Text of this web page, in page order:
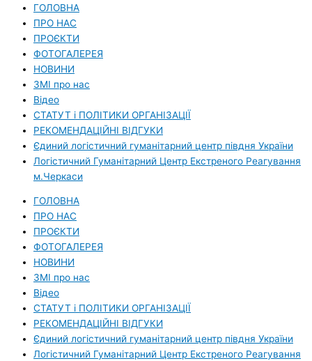
ГОЛОВНА
ПРО НАС
ПРОЄКТИ
ФОТОГАЛЕРЕЯ
НОВИНИ
ЗМI про нас
Вiдео
СТАТУТ і ПОЛІТИКИ ОРГАНІЗАЦІЇ
РЕКОМЕНДАЦІЙНІ ВІДГУКИ
Єдиний логістичний гуманітарний центр півдня України
Логістичний Гуманітарний Центр Екстреного Реагування
м.Черкаси
ГОЛОВНА
ПРО НАС
ПРОЄКТИ
ФОТОГАЛЕРЕЯ
НОВИНИ
ЗМI про нас
Вiдео
СТАТУТ і ПОЛІТИКИ ОРГАНІЗАЦІЇ
РЕКОМЕНДАЦІЙНІ ВІДГУКИ
Єдиний логістичний гуманітарний центр півдня України
Логістичний Гуманітарний Центр Екстреного Реагування